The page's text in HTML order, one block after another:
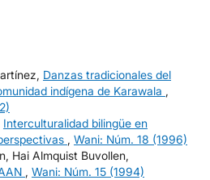
Danzas tradicionales del
indígena de Karawala ,
Interculturalidad bilingüe en
, Wani: Núm. 18 (1996)
Hai Almquist Buvollen,
, Wani: Núm. 15 (1994)